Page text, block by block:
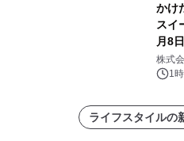
かけ
スイ
月8
株式
1
ライフスタイルの